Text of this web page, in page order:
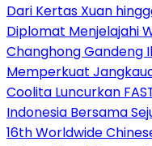
Dari Kertas Xuan
Diplomat Menjelajahi
Changhong Gandeng
Memperkuat
Coolita Luncurkan
Indonesia Bersama
16th Worldwide